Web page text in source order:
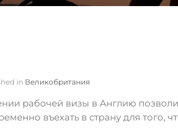
in Великобритания
рабочей визы в Англию
въехать в страну для того,